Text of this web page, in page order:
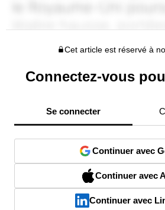
Cet article est réservé à
Connectez-vous
Se connecter
Continuer avec
Continuer avec
Continuer avec